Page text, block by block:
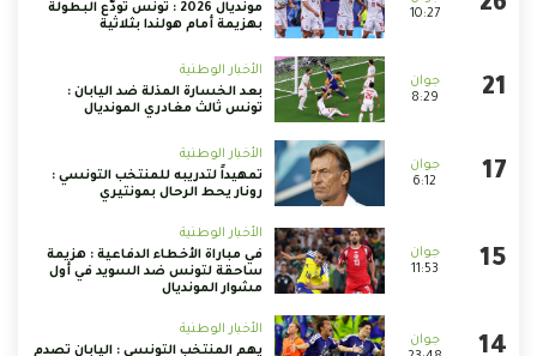
10:27
مونديال 2026 : تونس تودّع البطولة
بهزيمة أمام هولندا بثلاثية
8:29
الأخبار الوطنية
بعد الخسارة المذلة ضد اليابان :
تونس ثالث مغادري المونديال
6:12
الأخبار الوطنية
تمهيداً لتدريبه للمنتخب التونسي :
رونار يحط الرحال بمونتيري
11:53
الأخبار الوطنية
في مباراة الأخطاء الدفاعية : هزيمة
ساحقة لتونس ضد السويد في أول
مشوار المونديال
الأخبار الوطنية
يهم المنتخب التونسي : اليابان تصدم